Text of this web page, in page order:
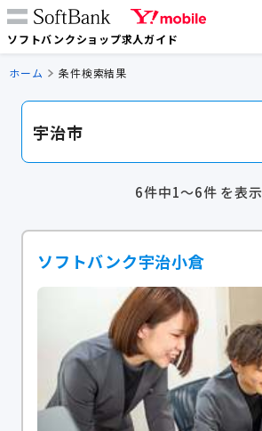
ソフトバンクショップ求人ガイド
ホーム 条件検索結果
宇治市
6件中1～6件 を表示
ソフトバンク宇治小倉